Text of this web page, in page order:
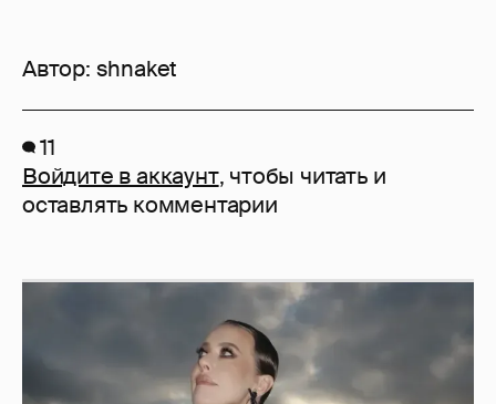
Автор: shnaket
11
Войдите в аккаунт, чтобы читать и
оставлять комментарии